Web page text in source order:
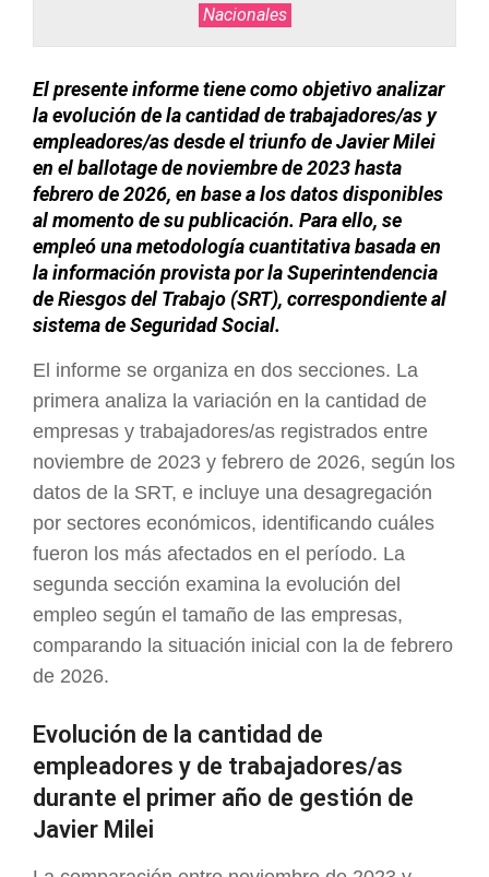
Nacionales
El presente informe tiene como objetivo analizar
la evolución de la cantidad de trabajadores/as y
empleadores/as desde el triunfo de Javier Milei
en el ballotage de noviembre de 2023 hasta
febrero de 2026, en base a los datos disponibles
al momento de su publicación. Para ello, se
empleó una metodología cuantitativa basada en
la información provista por la Superintendencia
de Riesgos del Trabajo (SRT), correspondiente al
sistema de Seguridad Social.
El informe se organiza en dos secciones. La
primera analiza la variación en la cantidad de
empresas y trabajadores/as registrados entre
noviembre de 2023 y febrero de 2026, según los
datos de la SRT, e incluye una desagregación
por sectores económicos, identificando cuáles
fueron los más afectados en el período. La
segunda sección examina la evolución del
empleo según el tamaño de las empresas,
comparando la situación inicial con la de febrero
de 2026.
Evolución de la cantidad de
empleadores y de trabajadores/as
durante el primer año de gestión de
Javier Milei